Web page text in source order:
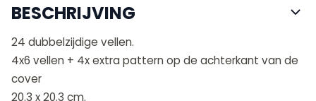
BESCHRIJVING
24 dubbelzijdige vellen.
4x6 vellen + 4x extra pattern op de achterkant van de
cover
20.3 x 20.3 cm.